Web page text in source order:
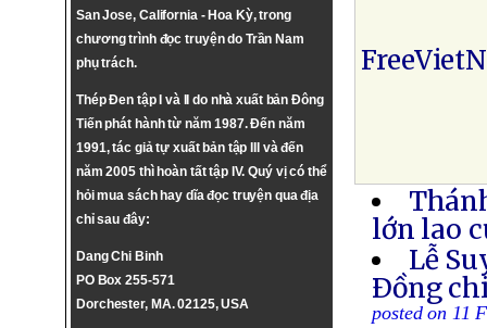
San Jose, California - Hoa Kỳ, trong
chương trình đọc truyện do Trần Nam
phụ trách.
Thép Đen tập I và II do nhà xuất bản Đông
Tiến phát hành từ năm 1987. Đến năm
1991, tác giả tự xuất bản tập III và đến
năm 2005 thì hoàn tất tập IV. Quý vị có thể
hỏi mua sách hay dĩa đọc truyện qua địa
chỉ sau đây:
Dang Chi Binh
PO Box 255-571
Dorchester, MA. 02125, USA
lớn lao
Lễ
Ðồng
posted on 11